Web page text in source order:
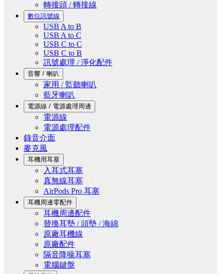
轉接頭 / 轉接線
數位訊號線
USB A to B
USB A to C
USB C to C
USB C to B
訊號處理 / 淨化配件
音響 / 喇叭
家用 / 監聽喇叭
藍牙喇叭
電源線 / 電源處理周邊
電源線
電源處理配件
錄音介面
麥克風
耳機用耳塞
入耳式耳塞
真無線耳塞
AirPods Pro 耳塞
耳機周邊零配件
耳機周邊配件
替換耳墊 / 頭墊 / 海綿
原廠耳機線
原廠配件
隔音降噪耳塞
電腦鍵盤